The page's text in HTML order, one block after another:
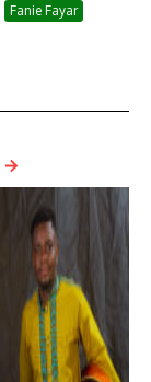
Fanie Fayar